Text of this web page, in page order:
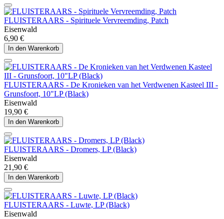
FLUISTERAARS - Spirituele Vervreemding, Patch
Eisenwald
6,90 €
In den Warenkorb
FLUISTERAARS - De Kronieken van het Verdwenen Kasteel III -
Grunsfoort, 10"LP (Black)
Eisenwald
19,90 €
In den Warenkorb
FLUISTERAARS - Dromers, LP (Black)
Eisenwald
21,90 €
In den Warenkorb
FLUISTERAARS - Luwte, LP (Black)
Eisenwald